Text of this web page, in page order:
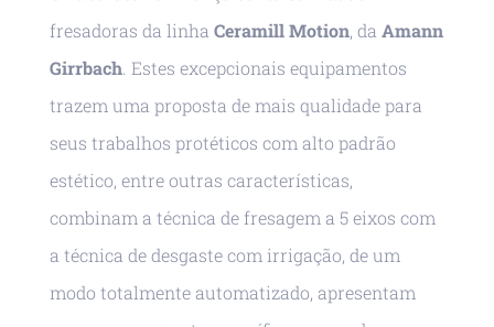
fresadoras da linha Ceramill Motion, da Amann
Girrbach. Estes excepcionais equipamentos
trazem uma proposta de mais qualidade para
seus trabalhos protéticos com alto padrão
estético, entre outras características,
combinam a técnica de fresagem a 5 eixos com
a técnica de desgaste com irrigação, de um
modo totalmente automatizado, apresentam